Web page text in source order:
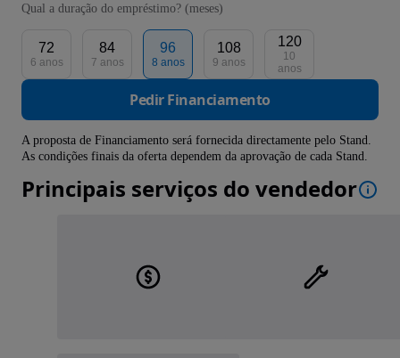
Qual a duração do empréstimo? (meses)
72
6 anos
84
7 anos
96
8 anos
108
9 anos
120
10
anos
Pedir Financiamento
A proposta de Financiamento será fornecida directamente pelo Stand.
As condições finais da oferta dependem da aprovação de cada Stand.
Principais serviços do vendedor